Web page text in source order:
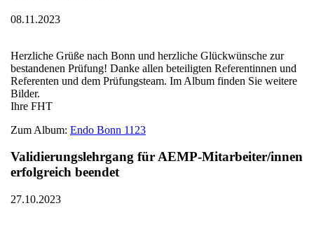
08.11.2023
Herzliche Grüße nach Bonn und herzliche Glückwünsche zur
bestandenen Prüfung! Danke allen beteiligten Referentinnen und
Referenten und dem Prüfungsteam. Im Album finden Sie weitere
Bilder.
Ihre FHT
Zum Album: Endo Bonn 1123
Validierungslehrgang für AEMP-Mitarbeiter/innen
erfolgreich beendet
27.10.2023